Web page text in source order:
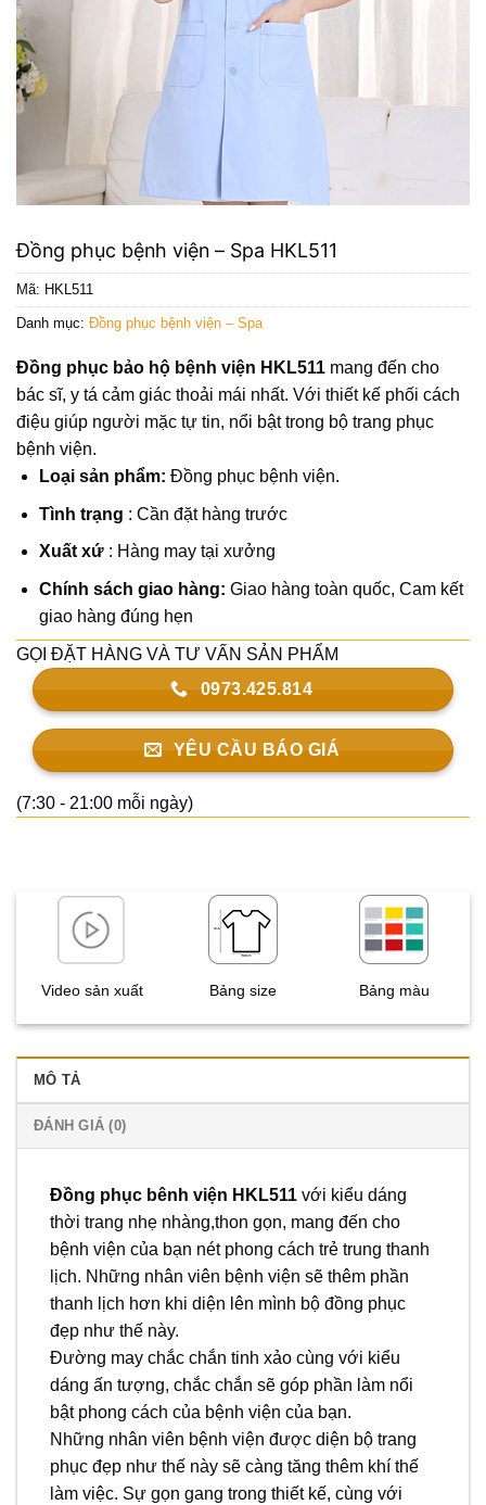
Đồng phục bệnh viện – Spa HKL511
Mã: HKL511
Danh mục: Đồng phục bệnh viện – Spa
Đồng phục bảo hộ bệnh viện HKL511 mang đến cho
bác sĩ, y tá cảm giác thoải mái nhất. Với thiết kế phối cách
điệu giúp người mặc tự tin, nổi bật trong bộ trang phục
bệnh viện.
Loại sản phẩm: Đồng phục bệnh viện.
Tình trạng : Cần đặt hàng trước
Xuất xứ: Hàng may tại xưởng
Chính sách giao hàng: Giao hàng toàn quốc, Cam kết
giao hàng đúng hẹn
GỌI ĐẶT HÀNG VÀ TƯ VẤN SẢN PHẨM
0973.425.814
YÊU CẦU BÁO GIÁ
(7:30 - 21:00 mỗi ngày)
Video sản xuất Bảng size Bảng màu
MÔ TẢ
ĐÁNH GIÁ (0)
Đồng phục bênh viện HKL511 với kiểu dáng
thời trang nhẹ nhàng,thon gọn, mang đến cho
bệnh viện của bạn nét phong cách trẻ trung thanh
lịch. Những nhân viên bệnh viện sẽ thêm phần
thanh lịch hơn khi diện lên mình bộ đồng phục
đẹp như thế này.
Đường may chắc chắn tinh xảo cùng với kiểu
dáng ấn tượng, chắc chắn sẽ góp phần làm nổi
bật phong cách của bệnh viện của bạn.
Những nhân viên bệnh viện được diện bộ trang
phục đẹp như thế này sẽ càng tăng thêm khí thế
làm việc. Sự gọn gang trong thiết kế, cùng với